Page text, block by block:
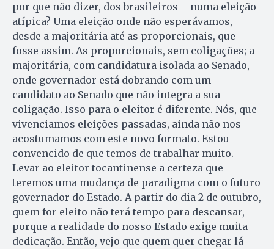
por que não dizer, dos brasileiros – numa eleição
atípica? Uma eleição onde não esperávamos,
desde a majoritária até as proporcionais, que
fosse assim. As proporcionais, sem coligações; a
majoritária, com candidatura isolada ao Senado,
onde governador está dobrando com um
candidato ao Senado que não integra a sua
coligação. Isso para o eleitor é diferente. Nós, que
vivenciamos eleições passadas, ainda não nos
acostumamos com este novo formato. Estou
convencido de que temos de trabalhar muito.
Levar ao eleitor tocantinense a certeza que
teremos uma mudança de paradigma com o futuro
governador do Estado. A partir do dia 2 de outubro,
quem for eleito não terá tempo para descansar,
porque a realidade do nosso Estado exige muita
dedicação. Então, vejo que quem quer chegar lá